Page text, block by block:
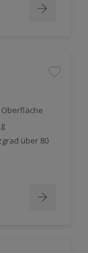
über 80